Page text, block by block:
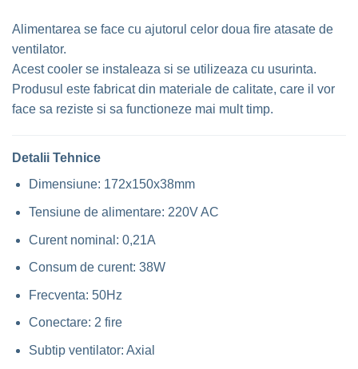
Alimentarea se face cu ajutorul celor doua fire atasate de
ventilator.
Acest cooler se instaleaza si se utilizeaza cu usurinta.
Produsul este fabricat din materiale de calitate, care il vor
face sa reziste si sa functioneze mai mult timp.
Detalii Tehnice
Dimensiune: 172x150x38mm
Tensiune de alimentare: 220V AC
Curent nominal: 0,21A
Consum de curent: 38W
Frecventa: 50Hz
Conectare: 2 fire
Subtip ventilator: Axial